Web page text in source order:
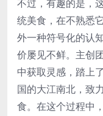
不过，有趣的是，
统美食，在不熟悉
外一种符号化的认
价屡见不鲜。主创
中获取灵感，踏上
国的大江南北，致
食。在这个过程中